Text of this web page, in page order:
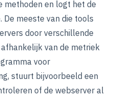
methoden en logt het de
meeste van die tools
door verschillende
van de metriek
voor
stuurt bijvoorbeeld een
of de webserver al